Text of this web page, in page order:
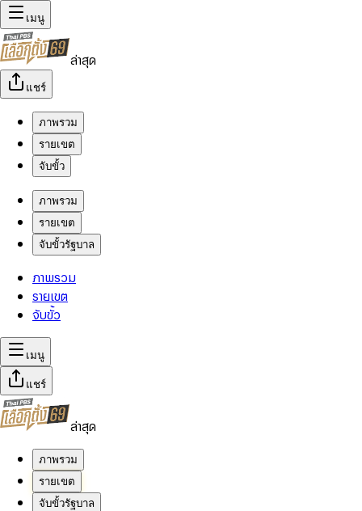
เมนู
ล่าสุด
แชร์
ภาพรวม
รายเขต
จับขั้ว
ภาพรวม
รายเขต
จับขั้วรัฐบาล
ภาพรวม
รายเขต
จับขั้ว
เมนู
แชร์
ล่าสุด
ภาพรวม
รายเขต
จับขั้วรัฐบาล